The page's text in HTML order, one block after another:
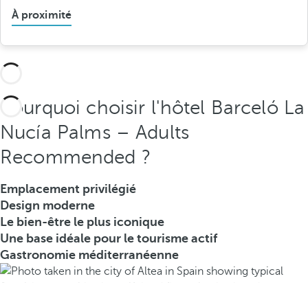
À proximité
Pourquoi choisir l'hôtel Barceló La
Nucía Palms – Adults
Recommended ?
Emplacement privilégié
Design moderne
Le bien-être le plus iconique
Une base idéale pour le tourisme actif
Gastronomie méditerranéenne